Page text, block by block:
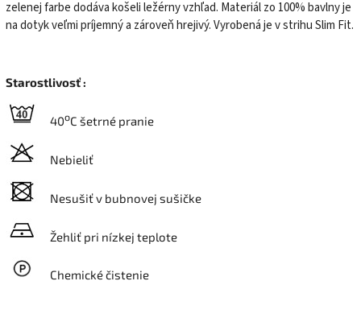
zelenej farbe dodáva košeli ležérny vzhľad. Materiál zo 100% bavlny je
na dotyk veľmi príjemný a zároveň hrejivý. Vyrobená je v strihu Slim Fit.
Starostlivosť :
40oC šetrné pranie
Nebieliť
Nesušiť v bubnovej sušičke
Žehliť pri nízkej teplote
Chemické čistenie